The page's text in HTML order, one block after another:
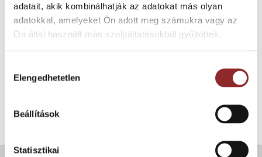
adatait, akik kombinálhatják az adatokat más olyan
adatokkal, amelyeket Ön adott meg számukra vagy az
Ön által használt más szolgáltatásokból gyűjtöttek.
kiválasztása
Elengedhetetlen
Beállítások
Statisztikai
ClearSafe GRP-GRIT